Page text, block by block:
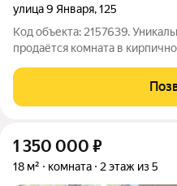
улица 9 Января,125
Код объекта: 2157639.
продаётся комната в
спокойном районе. Комната
втором этаже
1 350 000 ₽
18 м² комната 2 этаж из 5